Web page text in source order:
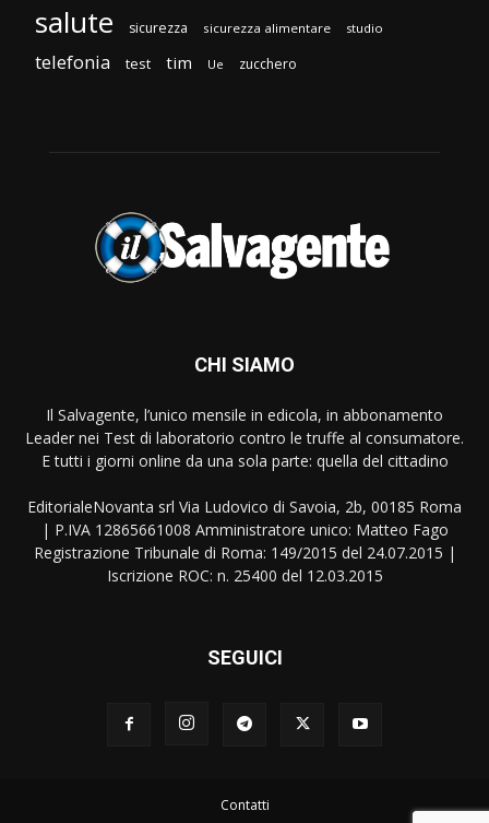
salute sicurezza sicurezza alimentare studio
telefonia test tim Ue zucchero
CHI SIAMO
Il Salvagente, l’unico mensile in edicola, in abbonamento
Leader nei Test di laboratorio contro le truffe al consumatore.
E tutti i giorni online da una sola parte: quella del cittadino
EditorialeNovanta srl Via Ludovico di Savoia, 2b, 00185 Roma
| P.IVA 12865661008 Amministratore unico: Matteo Fago
Registrazione Tribunale di Roma: 149/2015 del 24.07.2015 |
Iscrizione ROC: n. 25400 del 12.03.2015
SEGUICI
Contatti